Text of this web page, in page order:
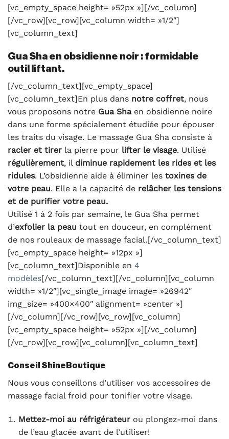
[vc_empty_space height= »52px »][/vc_column]
[/vc_row][vc_row][vc_column width= »1/2″]
[vc_column_text]
Gua Sha en obsidienne noir : formidable
outil liftant.
[/vc_column_text][vc_empty_space]
[vc_column_text]En plus dans notre coffret, nous
vous proposons notre Gua Shaen obsidienne noire
dans une forme spécialement étudiée pour épouser
les traits du visage. Le massage Gua Sha consiste à
racler et tirer la pierre pour lifter le visage. Utilisé
régulièrement, il diminue rapidement les rides et les
ridules. L’obsidienne aide à éliminer les toxines de
votre peau. Elle a la capacité de relâcher les tensions
et de purifier votre peau.
Utilisé 1 à 2 fois par semaine, le Gua Sha permet
d’exfolier la peau tout en douceur, en complément
de nos rouleaux de massage facial.[/vc_column_text]
[vc_empty_space height= »12px »]
[vc_column_text]Disponible en 4
modèles[/vc_column_text][/vc_column][vc_column
width= »1/2″][vc_single_image image= »26942″
img_size= »400×400″ alignment= »center »]
[/vc_column][/vc_row][vc_row][vc_column]
[vc_empty_space height= »52px »][/vc_column]
[/vc_row][vc_row][vc_column][vc_column_text]
Conseil ShineBoutique
Nous vous conseillons d’utiliser vos accessoires de
massage facial froid pour tonifier votre visage.
Mettez-moi au réfrigérateurou plongez-moi dans
de l’eau glacée avant de l’utiliser!